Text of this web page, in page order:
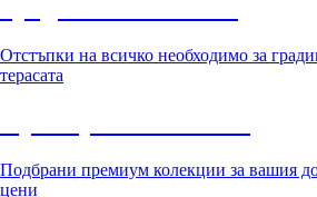
Отстъпки на всичко необходимо за
терасата
Подбрани премиум колекции за вашия
цени